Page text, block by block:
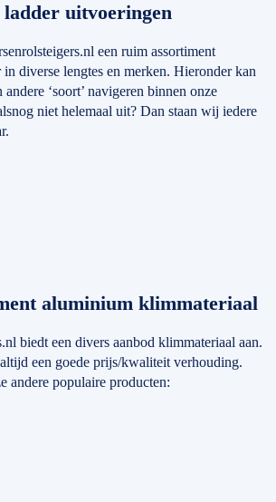
uitvoeringen
een ruim assortiment
diverse lengtes en merken. Hieronder kan
‘soort’ navigeren binnen onze
niet helemaal uit? Dan staan wij iedere
aluminium klimmateriaal
biedt een divers aanbod klimmateriaal aan.
een goede prijs/kwaliteit verhouding.
andere populaire producten: